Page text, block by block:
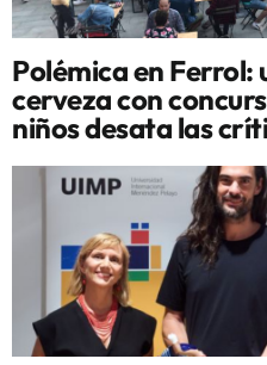
Polémica en Ferrol:
cerveza con
niños desata las